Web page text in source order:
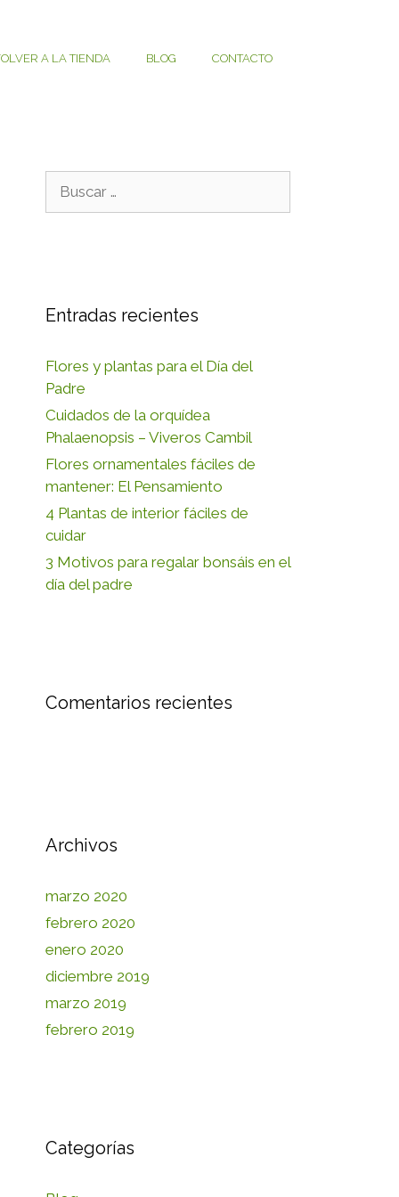
A LA TIENDA BLOG CONTACTO
Entradas recientes
Flores y plantas para el Día del
Padre
Cuidados de la orquídea
Phalaenopsis – Viveros Cambil
Flores ornamentales fáciles de
mantener: El Pensamiento
4 Plantas de interior fáciles de
cuidar
3 Motivos para regalar bonsáis en el
día del padre
Comentarios recientes
Archivos
marzo 2020
febrero 2020
enero 2020
diciembre 2019
marzo 2019
febrero 2019
Categorías